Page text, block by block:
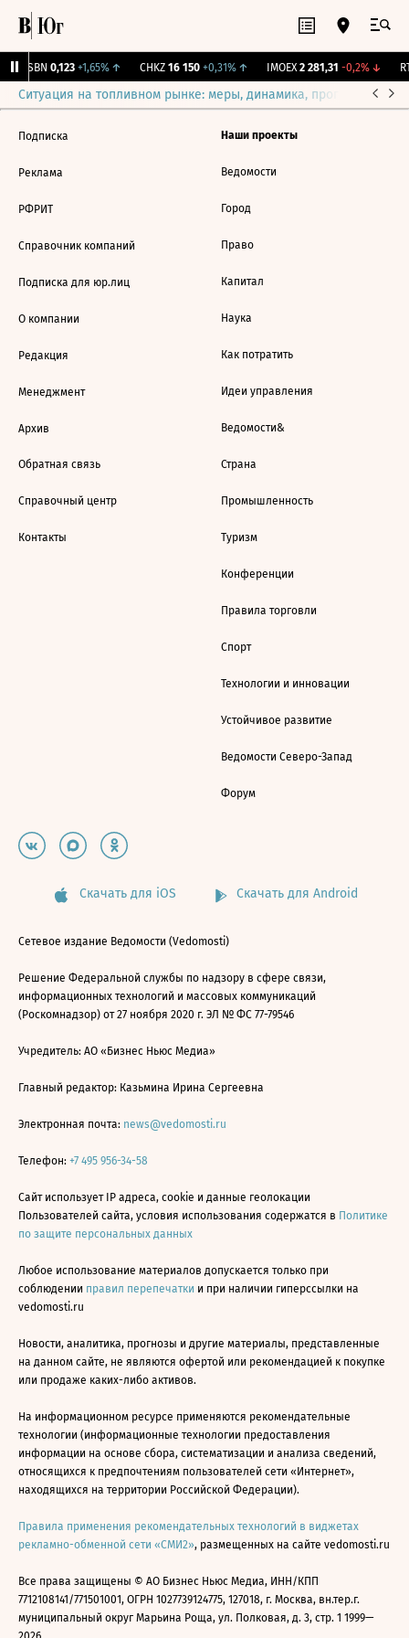
USBN 0,123 +1,65%↑ CHKZ 16 150 +0,31%↑ IMOEX 2 281,31 -0,2%↓
Ситуация на топливном рынке: меры, динамика, прогнозы
Подписка
Реклама
РФРИТ
Справочник компаний
Подписка для юр.лиц
О компании
Редакция
Менеджмент
Архив
Обратная связь
Справочный центр
Контакты
Наши проекты
Ведомости
Город
Право
Капитал
Наука
Как потратить
Идеи управления
Ведомости&
Страна
Промышленность
Туризм
Конференции
Правила торговли
Спорт
Технологии и инновации
Устойчивое развитие
Ведомости Северо-Запад
Форум
Скачать для iOS Скачать для Android
Сетевое издание Ведомости (Vedomosti)
Решение Федеральной службы по надзору в сфере связи,
информационных технологий и массовых коммуникаций
(Роскомнадзор) от 27 ноября 2020 г. ЭЛ № ФС 77-79546
Учредитель: АО «Бизнес Ньюс Медиа»
Главный редактор: Казьмина Ирина Сергеевна
Электронная почта: news@vedomosti.ru
Телефон: +7 495 956-34-58
Сайт использует IP адреса, cookie и данные геолокации
Пользователей сайта, условия использования содержатся в Политике
по защите персональных данных
Любое использование материалов допускается только при
соблюдении правил перепечатки и при наличии гиперссылки на
vedomosti.ru
Новости, аналитика, прогнозы и другие материалы, представленные
на данном сайте, не являются офертой или рекомендацией к покупке
или продаже каких-либо активов.
На информационном ресурсе применяются рекомендательные
технологии (информационные технологии предоставления
информации на основе сбора, систематизации и анализа сведений,
относящихся к предпочтениям пользователей сети «Интернет»,
находящихся на территории Российской Федерации).
Правила применения рекомендательных технологий в виджетах
рекламно-обменной сети «СМИ2», размещенных на сайте vedomosti.ru
Все права защищены © АО Бизнес Ньюс Медиа, ИНН/КПП
7712108141/771501001, ОГРН 1027739124775, 127018, г. Москва, вн.тер.г.
муниципальный округ Марьина Роща, ул. Полковая, д. 3, стр. 1 1999—